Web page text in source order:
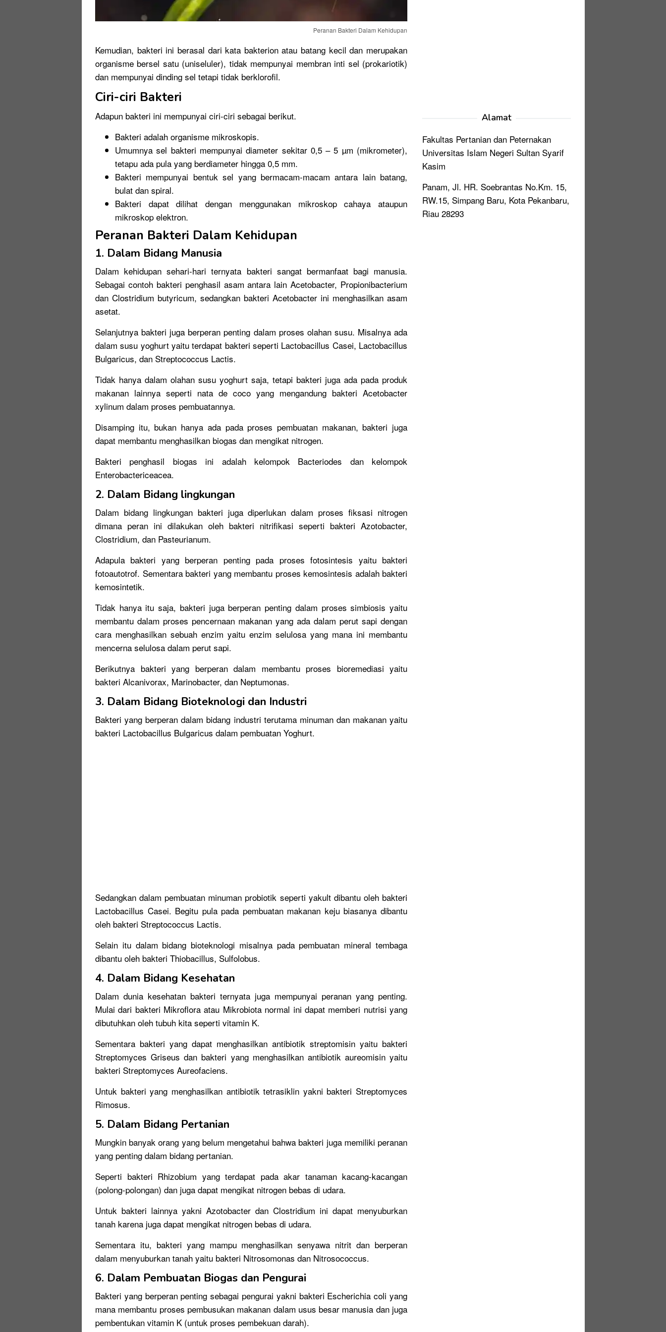
Peranan Bakteri Dalam Kehidupan
Kemudian, bakteri ini berasal dari kata bakterion atau batang kecil dan merupakan
organisme bersel satu (uniseluler), tidak mempunyai membran inti sel (prokariotik)
dan mempunyai dinding sel tetapi tidak berklorofil.
Ciri-ciri Bakteri
Adapun bakteri ini mempunyai ciri-ciri sebagai berikut.
Bakteri adalah organisme mikroskopis.
Umumnya sel bakteri mempunyai diameter sekitar 0,5 – 5 µm (mikrometer),
tetapu ada pula yang berdiameter hingga 0,5 mm.
Bakteri mempunyai bentuk sel yang bermacam-macam antara lain batang,
bulat dan spiral.
Bakteri dapat dilihat dengan menggunakan mikroskop cahaya ataupun
mikroskop elektron.
Peranan Bakteri Dalam Kehidupan
1. Dalam Bidang Manusia
Dalam kehidupan sehari-hari ternyata bakteri sangat bermanfaat bagi manusia.
Sebagai contoh bakteri penghasil asam antara lain Acetobacter, Propionibacterium
dan Clostridium butyricum, sedangkan bakteri Acetobacter ini menghasilkan asam
asetat.
Selanjutnya bakteri juga berperan penting dalam proses olahan susu. Misalnya ada
dalam susu yoghurt yaitu terdapat bakteri seperti Lactobacillus Casei, Lactobacillus
Bulgaricus, dan Streptococcus Lactis.
Tidak hanya dalam olahan susu yoghurt saja, tetapi bakteri juga ada pada produk
makanan lainnya seperti nata de coco yang mengandung bakteri Acetobacter
xylinum dalam proses pembuatannya.
Disamping itu, bukan hanya ada pada proses pembuatan makanan, bakteri juga
dapat membantu menghasilkan biogas dan mengikat nitrogen.
Bakteri penghasil biogas ini adalah kelompok Bacteriodes dan kelompok
Enterobactericeacea.
2. Dalam Bidang lingkungan
Dalam bidang lingkungan bakteri juga diperlukan dalam proses fiksasi nitrogen
dimana peran ini dilakukan oleh bakteri nitrifikasi seperti bakteri Azotobacter,
Clostridium, dan Pasteurianum.
Adapula bakteri yang berperan penting pada proses fotosintesis yaitu bakteri
fotoautotrof. Sementara bakteri yang membantu proses kemosintesis adalah bakteri
kemosintetik.
Tidak hanya itu saja, bakteri juga berperan penting dalam proses simbiosis yaitu
membantu dalam proses pencernaan makanan yang ada dalam perut sapi dengan
cara menghasilkan sebuah enzim yaitu enzim selulosa yang mana ini membantu
mencerna selulosa dalam perut sapi.
Berikutnya bakteri yang berperan dalam membantu proses bioremediasi yaitu
bakteri Alcanivorax, Marinobacter, dan Neptumonas.
3. Dalam Bidang Bioteknologi dan Industri
Bakteri yang berperan dalam bidang industri terutama minuman dan makanan yaitu
bakteri Lactobacillus Bulgaricus dalam pembuatan Yoghurt.
Sedangkan dalam pembuatan minuman probiotik seperti yakult dibantu oleh bakteri
Lactobacillus Casei. Begitu pula pada pembuatan makanan keju biasanya dibantu
oleh bakteri Streptococcus Lactis.
Selain itu dalam bidang bioteknologi misalnya pada pembuatan mineral tembaga
dibantu oleh bakteri Thiobacillus, Sulfolobus.
4. Dalam Bidang Kesehatan
Dalam dunia kesehatan bakteri ternyata juga mempunyai peranan yang penting.
Mulai dari bakteri Mikroflora atau Mikrobiota normal ini dapat memberi nutrisi yang
dibutuhkan oleh tubuh kita seperti vitamin K.
Sementara bakteri yang dapat menghasilkan antibiotik streptomisin yaitu bakteri
Streptomyces Griseus dan bakteri yang menghasilkan antibiotik aureomisin yaitu
bakteri Streptomyces Aureofaciens.
Untuk bakteri yang menghasilkan antibiotik tetrasiklin yakni bakteri Streptomyces
Rimosus.
5. Dalam Bidang Pertanian
Mungkin banyak orang yang belum mengetahui bahwa bakteri juga memiliki peranan
yang penting dalam bidang pertanian.
Seperti bakteri Rhizobium yang terdapat pada akar tanaman kacang-kacangan
(polong-polongan) dan juga dapat mengikat nitrogen bebas di udara.
Untuk bakteri lainnya yakni Azotobacter dan Clostridium ini dapat menyuburkan
tanah karena juga dapat mengikat nitrogen bebas di udara.
Sementara itu, bakteri yang mampu menghasilkan senyawa nitrit dan berperan
dalam menyuburkan tanah yaitu bakteri Nitrosomonas dan Nitrosococcus.
6. Dalam Pembuatan Biogas dan Pengurai
Bakteri yang berperan penting sebagai pengurai yakni bakteri Escherichia coli yang
mana membantu proses pembusukan makanan dalam usus besar manusia dan juga
pembentukan vitamin K (untuk proses pembekuan darah).
Alamat
Fakultas Pertanian dan Peternakan
Universitas Islam Negeri Sultan Syarif
Kasim
Panam, Jl. HR. Soebrantas No.Km. 15,
RW.15, Simpang Baru, Kota Pekanbaru,
Riau 28293